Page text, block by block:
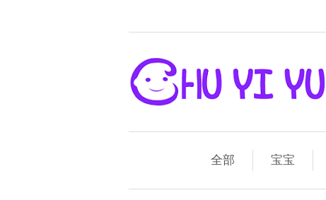
全部 宝宝